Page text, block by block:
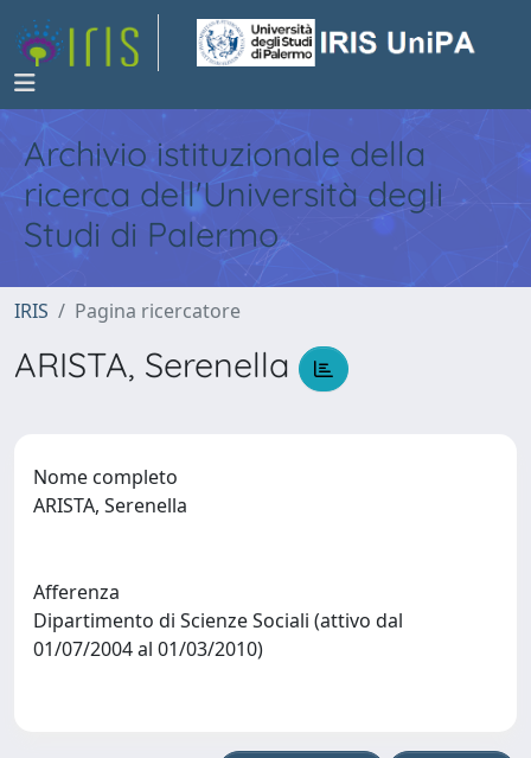
Archivio istituzionale della
ricerca dell'Università degli
Studi di Palermo
IRIS Pagina ricercatore
ARISTA, Serenella
Nome completo
ARISTA, Serenella
Afferenza
Dipartimento di Scienze Sociali (attivo dal
01/07/2004 al 01/03/2010)